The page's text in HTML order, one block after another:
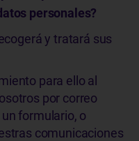
personales?
y tratará sus
para ello al
por correo
formulario, o
comunicaciones